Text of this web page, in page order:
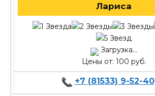
Лариса
Загрузка...
Цены от: 100 руб.
+7 (81533) 9-52-40